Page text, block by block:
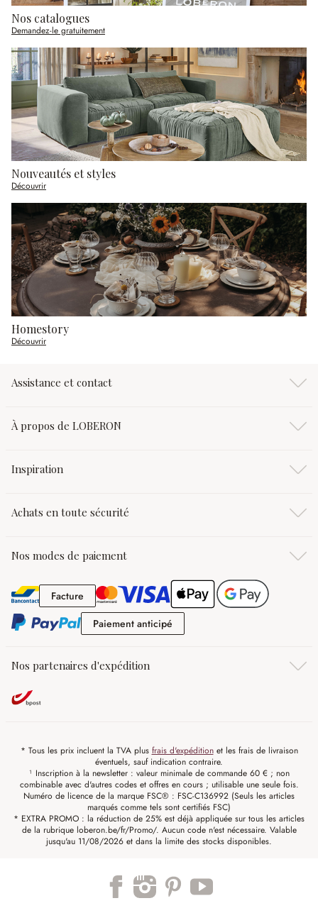
Nos catalogues
Demandez-le gratuitement
Nouveautés et styles
Découvrir
Homestory
Découvrir
Assistance et contact
À propos de LOBERON
Inspiration
Achats en toute sécurité
Nos modes de paiement
FactureFacture
Paiement anticipé
Nos partenaires d'expédition
* Tous les prix incluent la TVA plus frais d'expéditionet les frais de livraison
éventuels, sauf indication contraire.
¹ Inscription à la newsletter : valeur minimale de commande 60 € ; non
combinable avec d'autres codes et offres en cours ; utilisable une seule fois.
Numéro de licence de la marque FSC® : FSC-C136992 (Seuls les articles
marqués comme tels sont certifiés FSC)
* EXTRA PROMO : la réduction de 25% est déjà appliquée sur tous les articles
de la rubrique loberon.be/fr/Promo/. Aucun code n'est nécessaire. Valable
jusqu'au 11/08/2026 et dans la limite des stocks disponibles.